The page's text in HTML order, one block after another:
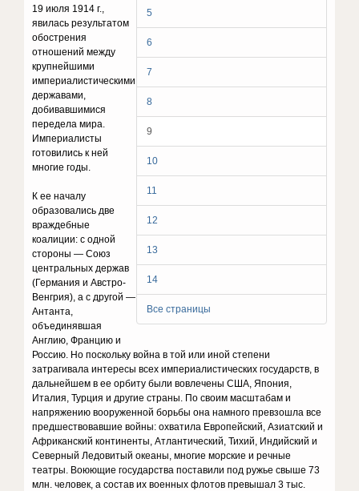
5
6
7
8
9
10
11
12
13
14
Все страницы
19 июля 1914 г.,
явилась результатом
обострения
отношений между
крупнейшими
империалистическими
державами,
добивавшимися
передела мира.
Империалисты
готовились к ней
многие годы.
К ее началу
образовались две
враждебные
коалиции: с одной
стороны — Союз
центральных держав
(Германия и Австро-
Венгрия), а с другой —
Антанта,
объединявшая
Англию, Францию и
Россию. Но поскольку война в той или иной степени
затрагивала интересы всех империалистических государств, в
дальнейшем в ее орбиту были вовлечены США, Япония,
Италия, Турция и другие страны. По своим масштабам и
напряжению вооруженной борьбы она намного превзошла все
предшествовавшие войны: охватила Европейский, Азиатский и
Африканский континенты, Атлантический, Тихий, Индийский и
Северный Ледовитый океаны, многие морские и речные
театры. Воюющие государства поставили под ружье свыше 73
млн. человек, а состав их военных флотов превышал 3 тыс.